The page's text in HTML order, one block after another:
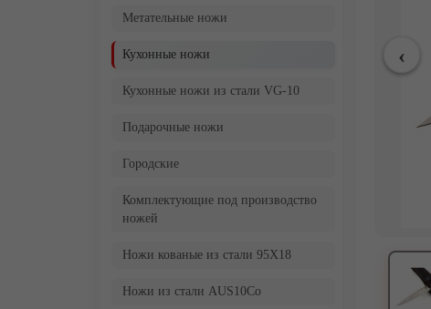
Метательные ножи
Кухонные ножи
Кухонные ножи из стали VG-10
Подарочные ножи
Городские
Комплектующие под производство
ножей
Ножи кованые из стали 95Х18
Ножи из стали AUS10Co